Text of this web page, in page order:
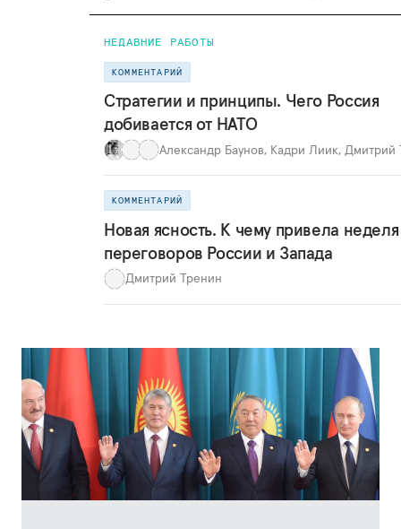
НЕДАВНИЕ РАБОТЫ
КОММЕНТАРИЙ
Стратегии и принципы. Чего Россия
добивается от НАТО
Александр Баунов, Кадри Лиик, Дмитрий
КОММЕНТАРИЙ
Новая ясность. К чему привела неделя
переговоров России и Запада
Дмитрий Тренин